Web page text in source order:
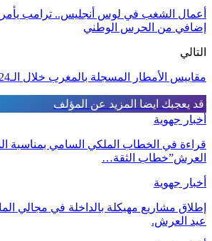
أعمال الشغب في لوس أنجليس.. ترامب
إضافي من الحرس الوطني
التالي
مقاييس الأمطار المسجلة بالمغرب خلال الـ24 ساعة الماضية
قد يعجبك ايضا المزيد عن المؤلف
أخبار جهوية
العرش”خطاب الثقة…
أخبار جهوية
إطلاق مشاريع مهيكلة بالداخلة في مجالي
عيد العرش.